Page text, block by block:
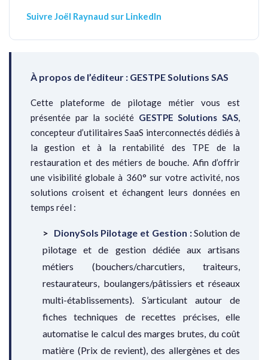
Suivre Joël Raynaud sur LinkedIn
À propos de l’éditeur : GESTPE Solutions SAS
Cette plateforme de pilotage métier vous est
présentée par la société GESTPE Solutions SAS
concepteur d’utilitaires SaaS interconnectés dédiés à
la gestion et à la rentabilité des TPE de la
restauration et des métiers de bouche. Afin d’offrir
une visibilité globale à 360° sur votre activité, nos
solutions croisent et échangent leurs données en
temps réel :
DionySols Pilotage et Gestion :Solution de
pilotage et de gestion dédiée aux artisans
métiers (bouchers/charcutiers, traiteurs,
restaurateurs, boulangers/pâtissiers et réseaux
multi-établissements). S’articulant autour de
fiches techniques de recettes précises, elle
automatise le calcul des marges brutes, du coût
matière (Prix de revient), des allergènes et des